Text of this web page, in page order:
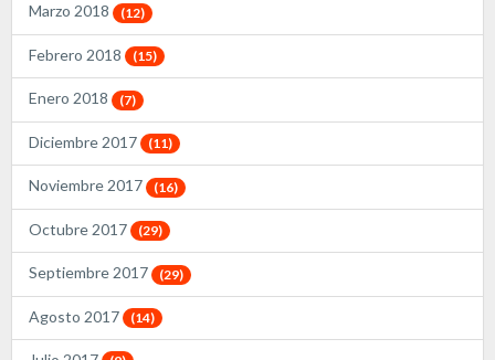
Marzo 2018 (12)
Febrero 2018 (15)
Enero 2018 (7)
Diciembre 2017 (11)
Noviembre 2017 (16)
Octubre 2017 (29)
Septiembre 2017 (29)
Agosto 2017 (14)